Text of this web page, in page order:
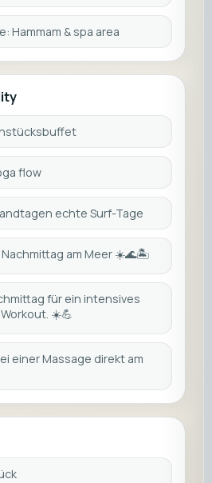
Hammam & spa area
flow
echte Surf-Tage
am Meer ☀️🌊🏝️
für ein intensives
☀️💪
einer Massage direkt am